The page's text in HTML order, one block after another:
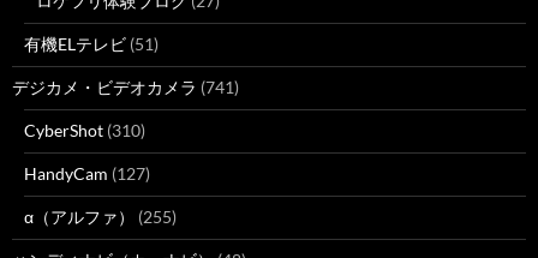
有機ELテレビ (51)
デジカメ・ビデオカメラ (741)
CyberShot (310)
HandyCam (127)
α（アルファ） (255)